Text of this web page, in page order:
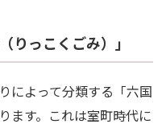
りっこくごみ）」
によって分類する「六国
ます。これは室町時代に